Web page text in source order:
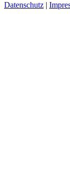
Datenschutz |